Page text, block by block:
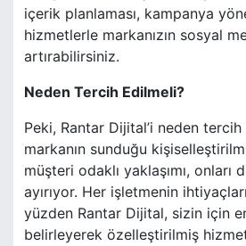
içerik planlaması, kampanya
hizmetlerle markanızın sosyal
artırabilirsiniz.
Neden Tercih Edilmeli?
Peki, Rantar Dijital’i neden
markanın sunduğu
müşteri odaklı yaklaşımı, onları
ayırıyor. Her işletmenin
yüzden Rantar Dijital, sizin için
belirleyerek özelleştirilmiş